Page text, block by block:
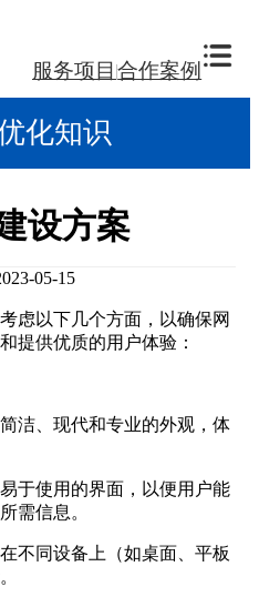
服务项目 合作案例
化知识
设方案
05-15
虑以下几个方面，以确保网
提供优质的用户体验：
洁、现代和专业的外观，体
于使用的界面，以便用户能
需信息。
不同设备上（如桌面、平板